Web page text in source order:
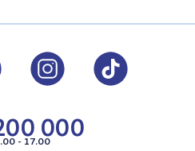
000
- 17.00